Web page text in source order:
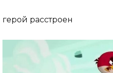
герой расстроен